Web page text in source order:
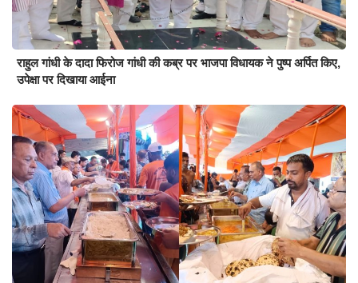
राहुल गांधी के दादा फिरोज गांधी की कब्र पर भाजपा विधायक ने पुष्प अर्पित किए,
उपेक्षा पर दिखाया आईना